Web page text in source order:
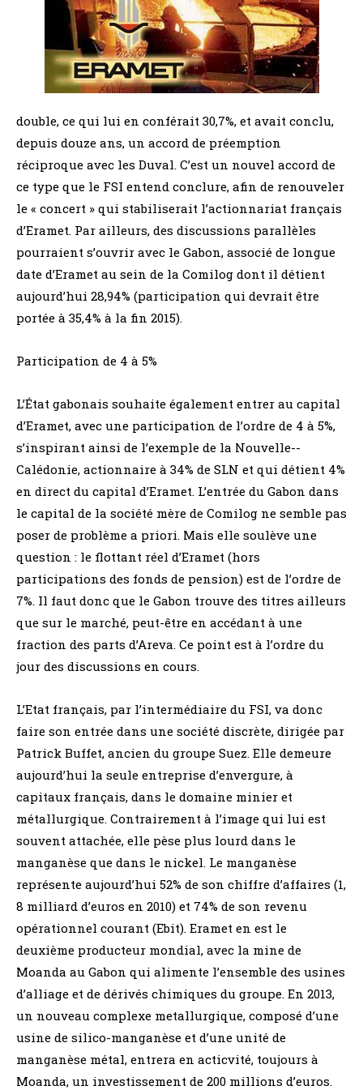
double, ce qui lui en conférait 30,7%, et avait conclu,
depuis douze ans, un accord de préemption
réciproque avec les Duval. C’est un nouvel accord de
ce type que le FSI entend conclure, afin de renouveler
le « concert » qui stabiliserait l’actionnariat français
d’Eramet. Par ailleurs, des discussions parallèles
pourraient s’ouvrir avec le Gabon, associé de longue
date d’Eramet au sein de la Comilog dont il détient
aujourd’hui 28,94% (participation qui devrait être
portée à 35,4% à la fin 2015).
Participation de 4 à 5%
L’État gabonais souhaite également entrer au capital
d’Eramet, avec une participation de l’ordre de 4 à 5%,
s’inspirant ainsi de l’exemple de la Nouvelle-­
Calédonie, actionnaire à 34% de SLN et qui détient 4%
en direct du capital d’Eramet. L’entrée du Gabon dans
le capital de la société mère de Comilog ne semble pas
poser de problème a priori. Mais elle soulève une
question : le flottant réel d’Eramet (hors
participations des fonds de pension) est de l’ordre de
7%. Il faut donc que le Gabon trouve des titres ailleurs
que sur le marché, peut-être en accédant à une
fraction des parts d’Areva. Ce point est à l’ordre du
jour des discussions en cours.
L’Etat français, par l’intermédiaire du FSI, va donc
faire son entrée dans une société discrète, dirigée par
Patrick Buffet, ancien du groupe Suez. Elle demeure
aujourd’hui la seule entreprise d’envergure, à
capitaux français, dans le domaine minier et
métallurgique. Contrairement à l’image qui lui est
souvent attachée, elle pèse plus lourd dans le
manganèse que dans le nickel. Le manganèse
représente aujourd’hui 52% de son chiffre d’affaires (1,
8 milliard d’euros en 2010) et 74% de son revenu
opérationnel courant (Ebit). Eramet en est le
deuxième producteur mondial, avec la mine de
Moanda au Gabon qui alimente l’ensemble des usines
d’alliage et de dérivés chimiques du groupe. En 2013,
un nouveau complexe metallurgique, composé d’une
usine de silico-manganèse et d’une unité de
manganèse métal, entrera en acticvité, toujours à
Moanda, un investissement de 200 millions d’euros.